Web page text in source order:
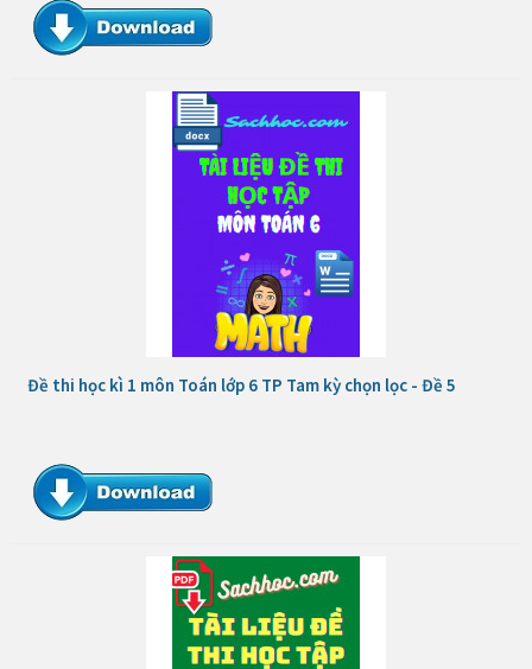
Đề thi học kì 1 môn Toán lớp 6 TP Tam kỳ chọn lọc - Đề 5